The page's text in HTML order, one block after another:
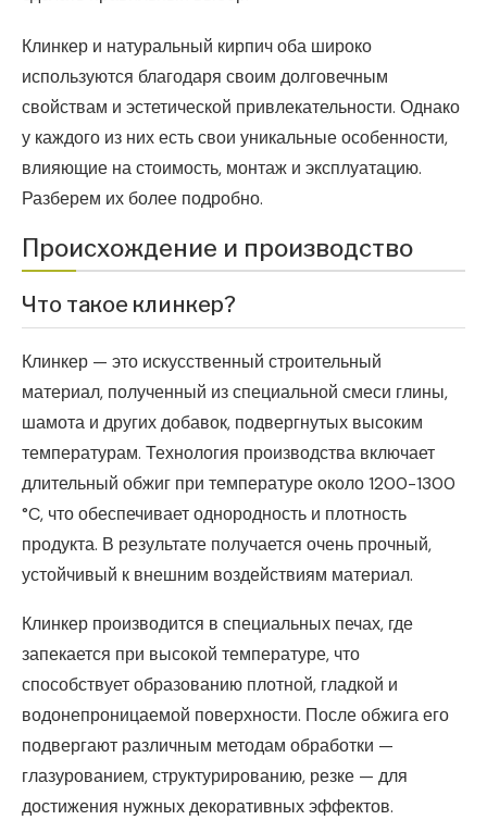
Клинкер и натуральный кирпич оба широко
используются благодаря своим долговечным
свойствам и эстетической привлекательности. Однако
у каждого из них есть свои уникальные особенности,
влияющие на стоимость, монтаж и эксплуатацию.
Разберем их более подробно.
Происхождение и производство
Что такое клинкер?
Клинкер — это искусственный строительный
материал, полученный из специальной смеси глины,
шамота и других добавок, подвергнутых высоким
температурам. Технология производства включает
длительный обжиг при температуре около 1200-1300
°C, что обеспечивает однородность и плотность
продукта. В результате получается очень прочный,
устойчивый к внешним воздействиям материал.
Клинкер производится в специальных печах, где
запекается при высокой температуре, что
способствует образованию плотной, гладкой и
водонепроницаемой поверхности. После обжига его
подвергают различным методам обработки —
глазурованием, структурированию, резке — для
достижения нужных декоративных эффектов.